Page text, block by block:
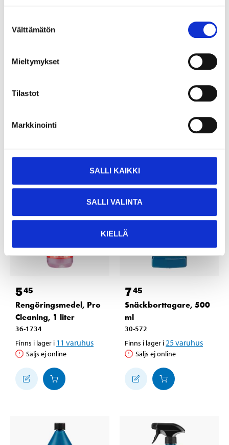
valinta
Välttämätön
Mieltymykset
Tilastot
Markkinointi
SALLI KAIKKI
SALLI VALINTA
KIELLÄ
745
30-570
varuhus
545
Rengöringsmedel, Pro
Cleaning, 1 liter
36-1734
Finns i lager i 11 varuhus
Säljs ej online
745
Snäckborttagare, 500
ml
30-572
Finns i lager i 25varuhus
Säljs ej online